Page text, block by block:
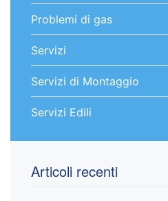
Problemi di gas
Servizi
Servizi di Montaggio
Servizi Edili
Articoli recenti